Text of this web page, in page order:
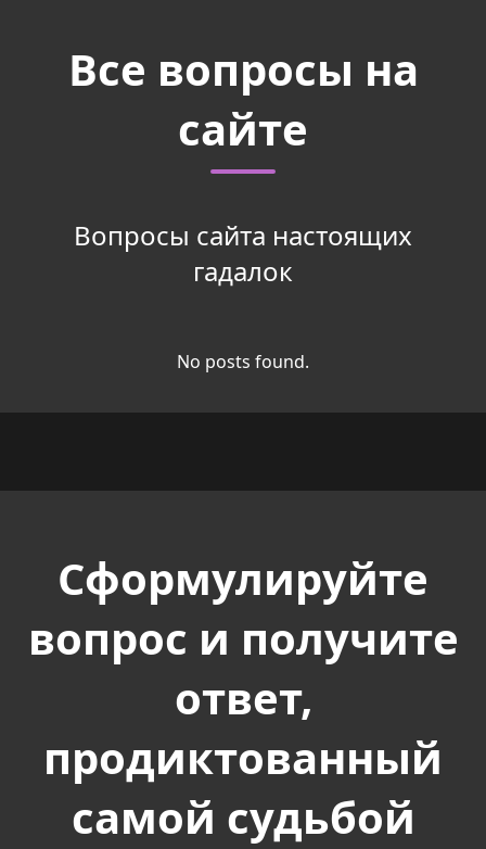
Все вопросы на
сайте
Вопросы сайта настоящих
гадалок
No posts found.
Сформулируйте
вопрос и получите
ответ,
продиктованный
самой судьбой